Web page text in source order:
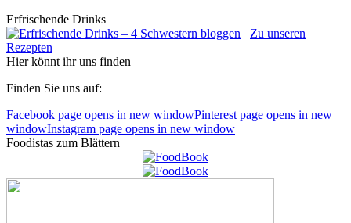
Erfrischende Drinks
Zu unseren
Rezepten
Hier könnt ihr uns finden
Finden Sie uns auf:
Facebook page opens in new windowPinterest page opens in new
windowInstagram page opens in new window
Foodistas zum Blättern